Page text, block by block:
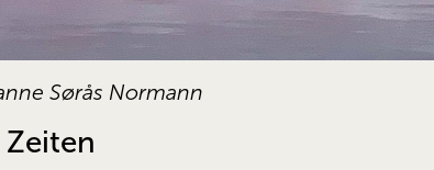
Sørås Normann